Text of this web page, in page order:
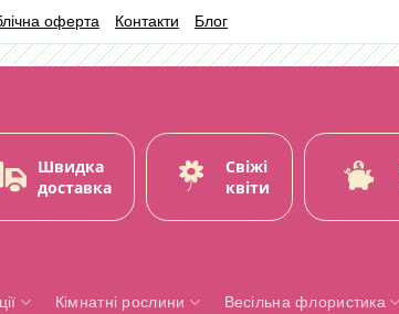
оферта Контакти Блог
Швидка
доставка
Свіжі
квіти
Кімнатні рослини Весільна флористика